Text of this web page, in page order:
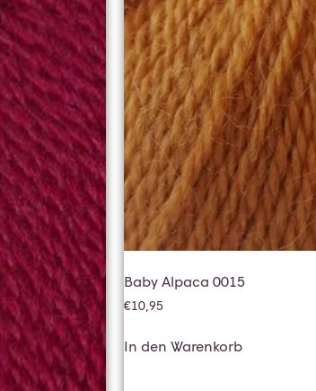
Baby Alpaca 0015
€10,95
In den Warenkorb